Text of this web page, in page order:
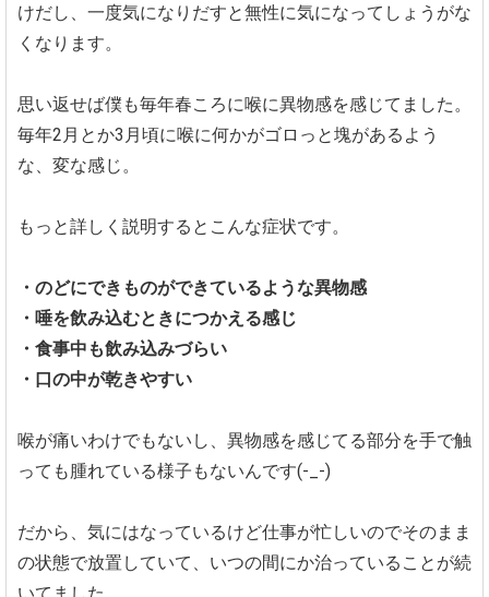
けだし、一度気になりだすと無性に気になってしょうがな
くなります。
思い返せば僕も毎年春ころに喉に異物感を感じてました。
毎年2月とか3月頃に喉に何かがゴロっと塊があるよう
な、変な感じ。
もっと詳しく説明するとこんな症状です。
・のどにできものができているような異物感
・唾を飲み込むときにつかえる感じ
・食事中も飲み込みづらい
・口の中が乾きやすい
喉が痛いわけでもないし、異物感を感じてる部分を手で触
っても腫れている様子もないんです(-_-)
だから、気にはなっているけど仕事が忙しいのでそのまま
の状態で放置していて、いつの間にか治っていることが続